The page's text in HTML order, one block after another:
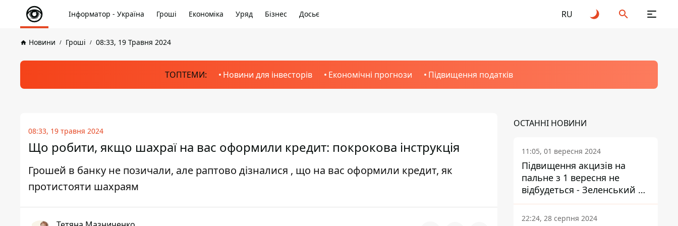
Інформатор - Україна Гроші Економіка Уряд Бізнес Досьє RU
Новини Гроші 08:33, 19 Травня 2024
ТОПТЕМИ: Новини для інвесторів Економічні прогнози Підвищення податків
08:33, 19 травня 2024
Що робити, якщо шахраї на вас оформили кредит: покрокова інструкція
Грошей в банку не позичали, але раптово дізналися , що на вас оформили кредит, як
протистояти шахраям
ОСТАННІ НОВИНИ
11:05, 01 вересня 2024
Підвищення акцизів на
пальне з 1 вересня не
відбудеться - Зеленський не
підписав закон
22:24, 28 серпня 2024